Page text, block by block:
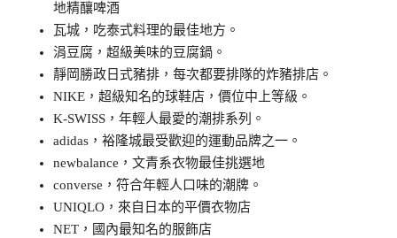
地精釀啤酒
瓦城，吃泰式料理的最佳地方。
涓豆腐，超級美味的豆腐鍋。
靜岡勝政日式豬排，每次都要排隊的炸豬排店。
NIKE，超級知名的球鞋店，價位中上等級。
K-SWISS，年輕人最愛的潮排系列。
adidas，裕隆城最受歡迎的運動品牌之一。
newbalance，文青系衣物最佳挑選地
converse，符合年輕人口味的潮牌。
UNIQLO，來自日本的平價衣物店
NET，國內最知名的服飾店